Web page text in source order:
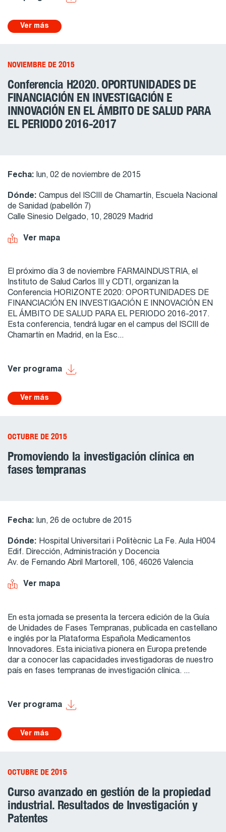
Ver más
NOVIEMBRE DE 2015
Conferencia H2020. OPORTUNIDADES DE
FINANCIACIÓN EN INVESTIGACIÓN E
INNOVACIÓN EN EL ÁMBITO DE SALUD PARA
EL PERIODO 2016-2017
Fecha: lun, 02 de noviembre de 2015
Dónde: Campus del ISCIII de Chamartín, Escuela Nacional
de Sanidad (pabellón 7)
Calle Sinesio Delgado, 10, 28029 Madrid
Ver mapa
El próximo día 3 de noviembre FARMAINDUSTRIA, el
Instituto de Salud Carlos III y CDTI, organizan la
Conferencia HORIZONTE 2020: OPORTUNIDADES DE
FINANCIACIÓN EN INVESTIGACIÓN E INNOVACIÓN EN
EL ÁMBITO DE SALUD PARA EL PERIODO 2016-2017.
Esta conferencia, tendrá lugar en el campus del ISCIII de
Chamartín en Madrid, en la Esc...
Ver programa
Ver más
OCTUBRE DE 2015
Promoviendo la investigación clínica en
fases tempranas
Fecha: lun, 26 de octubre de 2015
Dónde: Hospital Universitari i Politècnic La Fe. Aula H004
Edif. Dirección, Administración y Docencia
Av. de Fernando Abril Martorell, 106, 46026 Valencia
Ver mapa
En esta jornada se presenta la tercera edición de la Guía
de Unidades de Fases Tempranas, publicada en castellano
e inglés por la Plataforma Española Medicamentos
Innovadores. Esta iniciativa pionera en Europa pretende
dar a conocer las capacidades investigadoras de nuestro
país en fases tempranas de investigación clínica. ...
Ver programa
Ver más
OCTUBRE DE 2015
Curso avanzado en gestión de la propiedad
industrial. Resultados de Investigación y
Patentes